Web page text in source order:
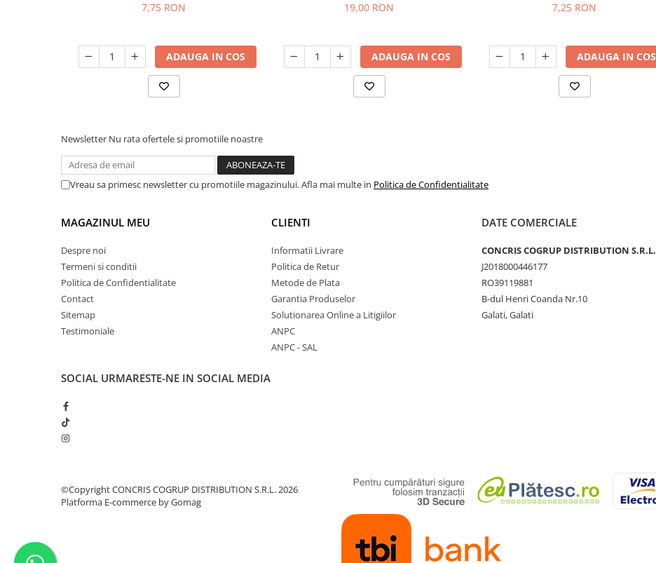
7,75 RON
ADAUGA IN COS
19,00 RON
ADAUGA IN COS
7,25 RON
ADAUGA IN COS
Newsletter Nu rata ofertele si promotiile noastre
Vreau sa primesc newsletter cu promotiile magazinului. Afla mai multe in Politica de Confidentialitate
MAGAZINUL MEU
Despre noi
Termeni si conditii
Politica de Confidentialitate
Contact
Sitemap
Testimoniale
CLIENTI
Informatii Livrare
Politica de Retur
Metode de Plata
Garantia Produselor
Solutionarea Online a Litigiilor
ANPC
ANPC - SAL
DATE COMERCIALE
CONCRIS COGRUP DISTRIBUTION S.R.L.
J2018000446177
RO39119881
B-dul Henri Coanda Nr.10
Galati, Galati
SOCIAL URMARESTE-NE IN SOCIAL MEDIA
©Copyright CONCRIS COGRUP DISTRIBUTION S.R.L. 2026
Platforma E-commerce by Gomag